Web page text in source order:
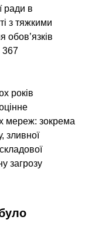
ради в
з тяжкими
367
років
мереж: зокрема
зливної
загрозу